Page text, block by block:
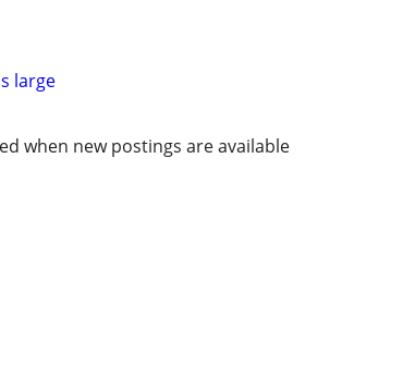
large
when new postings are available